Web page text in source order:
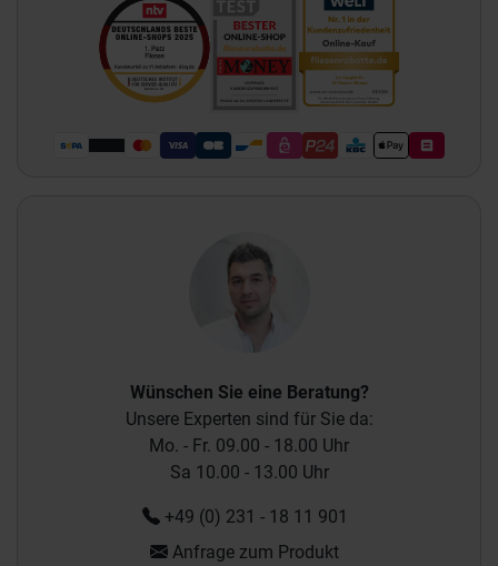
Wünschen Sie eine Beratung?
Unsere Experten sind für Sie da:
Mo. - Fr. 09.00 - 18.00 Uhr
Sa 10.00 - 13.00 Uhr
+49 (0) 231 - 18 11 901
Anfrage zum Produkt